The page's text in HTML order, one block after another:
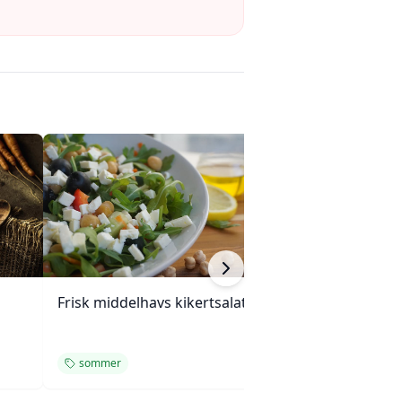
Frisk middelhavs kikertsalat
sommer